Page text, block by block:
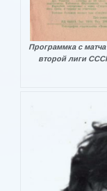
Ларионов
Лютый Николай
Пестов Евгений
Севастьяненко
Соловьев
Программка с
второй лиги